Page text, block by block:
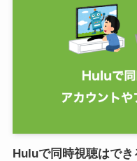
Huluで同時視聴はで